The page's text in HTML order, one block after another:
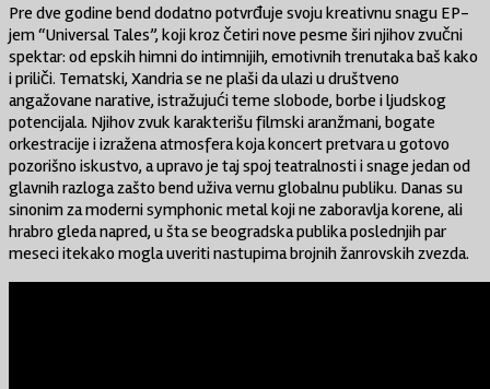
Pre dve godine bend dodatno potvrđuje svoju kreativnu snagu EP-
jem “Universal Tales”, koji kroz četiri nove pesme širi njihov zvučni
spektar: od epskih himni do intimnijih, emotivnih trenutaka baš kako
i priliči. Tematski, Xandria se ne plaši da ulazi u društveno
angažovane narative, istražujući teme slobode, borbe i ljudskog
potencijala. Njihov zvuk karakterišu filmski aranžmani, bogate
orkestracije i izražena atmosfera koja koncert pretvara u gotovo
pozorišno iskustvo, a upravo je taj spoj teatralnosti i snage jedan od
glavnih razloga zašto bend uživa vernu globalnu publiku. Danas su
sinonim za moderni symphonic metal koji ne zaboravlja korene, ali
hrabro gleda napred, u šta se beogradska publika poslednjih par
meseci itekako mogla uveriti nastupima brojnih žanrovskih zvezda.